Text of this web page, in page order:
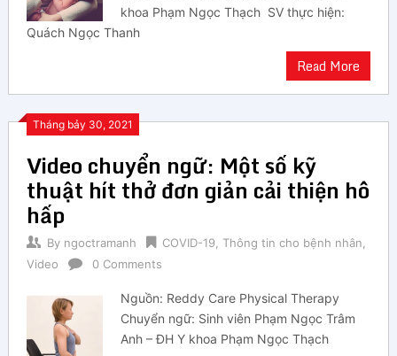
khoa Phạm Ngọc Thạch SV thực hiện:
Quách Ngọc Thanh
Read More
Tháng bảy 30, 2021
Video chuyển ngữ: Một số kỹ
thuật hít thở đơn giản cải thiện hô
hấp
By ngoctramanh COVID-19 Thông tin cho bệnh nhân
Video
0 Comments
Nguồn: Reddy Care Physical Therapy
Chuyển ngữ: Sinh viên Phạm Ngọc Trâm
Anh – ĐH Y khoa Phạm Ngọc Thạch